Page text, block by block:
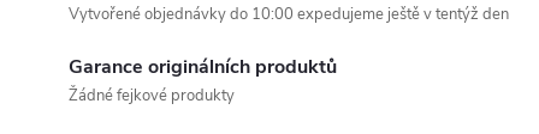
Vytvořené objednávky do 10:00 expedujeme ještě v tentýž den
Garance originálních produktů
Žádné fejkové produkty